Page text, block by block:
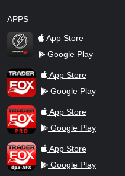
APPS
TraderFox Flash
App Store
Google Play
TraderFox AppApp Store
Google Play
TraderFox ProApp Store
Google Play
TraderFox dpa-AFX ProFeed
App Store
Google Play